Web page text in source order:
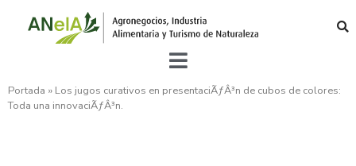
Portada » Los jugos curativos en presentaciÃƒÂ³n de cubos de colores:
Toda una innovaciÃƒÂ³n.